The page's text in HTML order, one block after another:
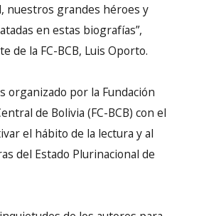
nuestros grandes héroes y
en estas biografías”,
de la FC-BCB, Luis Oporto.
organizado por la Fundación
de Bolivia (FC-BCB) con el
el hábito de la lectura y al
del Estado Plurinacional de